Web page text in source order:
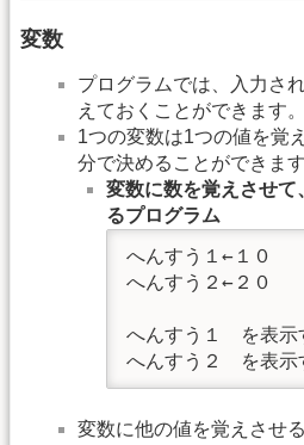
変数
プログラムでは、入力さ
えておくことができます。
1つの変数は1つの値を覚
分で決めることができます
変数に数を覚えさせ
るプログラム
へんすう１←１０
へんすう２←２０
へんすう１　を表
へんすう２　を表
変数に他の値を覚えさせ